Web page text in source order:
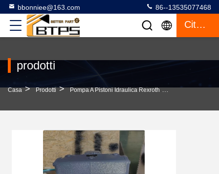
bbonniee@163.com 86--13535077468
Citazione
prodotti
Casa > Prodotti > Pompa A Pistoni Idraulica Rexroth >